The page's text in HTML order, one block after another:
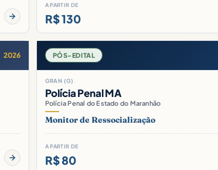
A PARTIR DE
R$ 130
2026 PÓS-EDITAL
GRAN (G)
Polícia Penal MA
Polícia Penal do Estado do Maranhão
Monitor de Ressocialização
A PARTIR DE
R$ 80